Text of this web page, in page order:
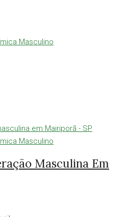
Masculino
Masculino
Masculina Em